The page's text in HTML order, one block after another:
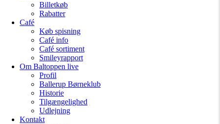
Billetkøb
Rabatter
Café
Køb spisning
Café info
Café sortiment
Smileyrapport
Om Baltoppen live
Profil
Ballerup Børneklub
Historie
Tilgængelighed
Udlejning
Kontakt